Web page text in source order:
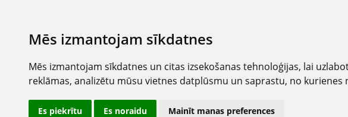
Mēs izmantojam sīkdatnes
Mēs izmantojam sīkdatnes un citas izsekošanas tehnoloģijas, lai
reklāmas, analizētu mūsu vietnes datplūsmu un saprastu, no kurienes
Es piekrītu Es noraidu Mainīt manas preferences